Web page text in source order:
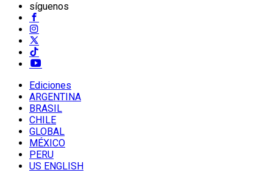
síguenos
Ediciones
ARGENTINA
BRASIL
CHILE
GLOBAL
MÉXICO
PERU
US ENGLISH